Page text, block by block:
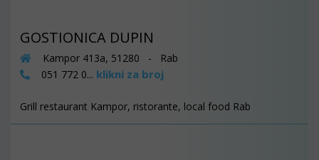
GOSTIONICA DUPIN
Kampor 413a, 51280 - Rab
051 772 0... klikni za broj
Grill restaurant Kampor, ristorante, local food Rab